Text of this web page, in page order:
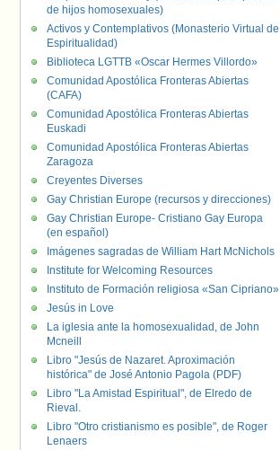
de hijos homosexuales)
Activos y Contemplativos (Monasterio Virtual de
Espiritualidad)
Biblioteca LGTTB «Oscar Hermes Villordo»
Comunidad Apostólica Fronteras Abiertas
(CAFA)
Comunidad Apostólica Fronteras Abiertas
Euskadi
Comunidad Apostólica Fronteras Abiertas
Zaragoza
Creyentes Diverses
Gay Christian Europe (recursos y direcciones)
Gay Christian Europe- Cristiano Gay Europa
(en español)
Imágenes sagradas de William Hart McNichols
Institute for Welcoming Resources
Instituto de Formación religiosa «San Cipriano»
Jesús in Love
La iglesia ante la homosexualidad, de John
Mcneill
Libro "Jesús de Nazaret. Aproximación
histórica" de José Antonio Pagola (PDF)
Libro "La Amistad Espiritual", de Elredo de
Rieval.
Libro "Otro cristianismo es posible", de Roger
Lenaers